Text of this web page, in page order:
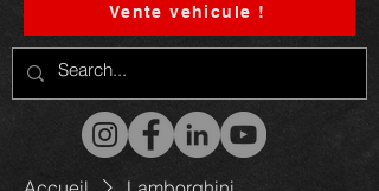
Vente vehicule !